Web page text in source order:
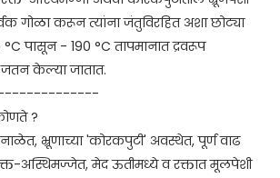
गोळा करून त्यांना जंतुविरहित अशा छोट्या
पासून - 190 °C तापमानात द्रवरूप
केल्या जातात.
?
नाळेत, भ्रूणाच्या 'कोरकपुटी' अवस्थेत, पूर्ण वाढ
अस्थिमज्जेत, मेद ऊतीमध्ये व रक्तात मूलपेशी